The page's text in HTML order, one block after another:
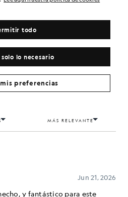
lo necesario
todo
preferencias